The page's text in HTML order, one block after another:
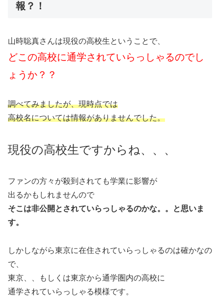
報？！
山時聡真さんは現役の高校生ということで、
どこの高校に通学されていらっしゃるのでし
ょうか？？
調べてみましたが、現時点では
高校名については情報がありませんでした。
現役の高校生ですからね、、、
ファンの方々が殺到されても学業に影響が
出るかもしれませんので
そこは非公開とされていらっしゃるのかな。。と思いま
す。
しかしながら東京に在住されていらっしゃるのは確かなの
で、
東京、、もしくは東京から通学圏内の高校に
通学されていらっしゃる模様です。